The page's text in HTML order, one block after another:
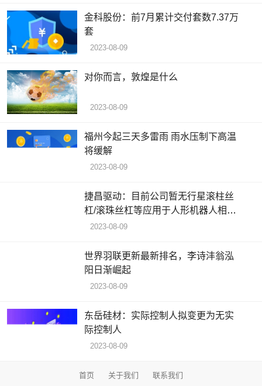
金科股份：前7月累计交付套数7.37万
套
2023-08-09
对你而言，敦煌是什么
2023-08-09
福州今起三天多雷雨 雨水压制下高温
将缓解
2023-08-09
捷昌驱动：目前公司暂无行星滚柱丝
杠/滚珠丝杠等应用于人形机器人相关
产品
2023-08-09
世界羽联更新最新排名，李诗沣翁泓
阳日渐崛起
2023-08-09
东岳硅材：实际控制人拟变更为无实
际控制人
2023-08-09
首页 关于我们 联系我们